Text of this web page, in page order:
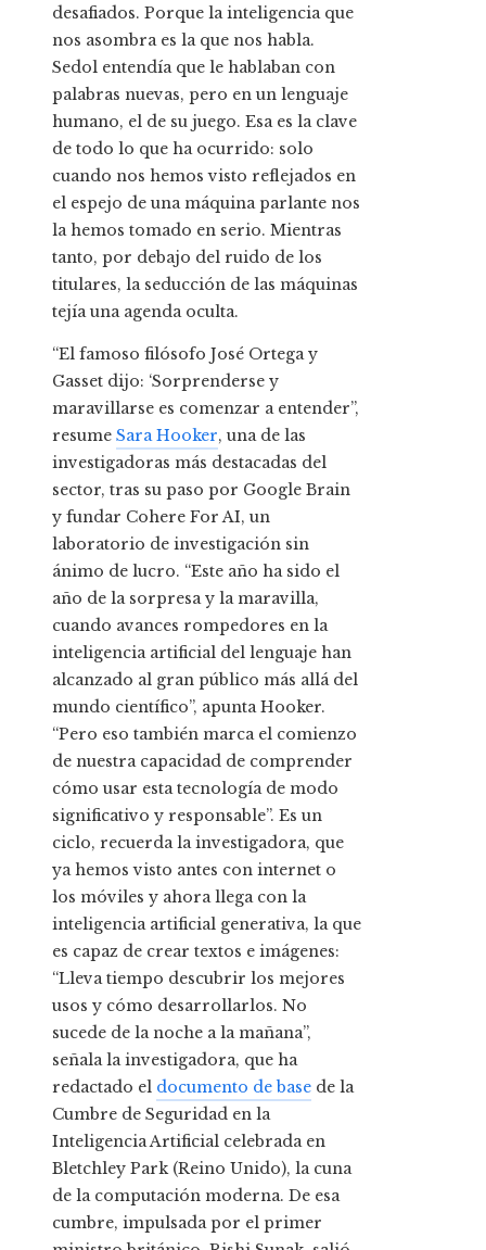
desafiados. Porque la inteligencia que
nos asombra es la que nos habla.
Sedol entendía que le hablaban con
palabras nuevas, pero en un lenguaje
humano, el de su juego. Esa es la clave
de todo lo que ha ocurrido: solo
cuando nos hemos visto reflejados en
el espejo de una máquina parlante nos
la hemos tomado en serio. Mientras
tanto, por debajo del ruido de los
titulares, la seducción de las máquinas
tejía una agenda oculta.
“El famoso filósofo José Ortega y
Gasset dijo: ‘Sorprenderse y
maravillarse es comenzar a entender”,
resume Sara Hooker, una de las
investigadoras más destacadas del
sector, tras su paso por Google Brain
y fundar Cohere For AI, un
laboratorio de investigación sin
ánimo de lucro. “Este año ha sido el
año de la sorpresa y la maravilla,
cuando avances rompedores en la
inteligencia artificial del lenguaje han
alcanzado al gran público más allá del
mundo científico”, apunta Hooker.
“Pero eso también marca el comienzo
de nuestra capacidad de comprender
cómo usar esta tecnología de modo
significativo y responsable”. Es un
ciclo, recuerda la investigadora, que
ya hemos visto antes con internet o
los móviles y ahora llega con la
inteligencia artificial generativa, la que
es capaz de crear textos e imágenes:
“Lleva tiempo descubrir los mejores
usos y cómo desarrollarlos. No
sucede de la noche a la mañana”,
señala la investigadora, que ha
redactado el documento de base de la
Cumbre de Seguridad en la
Inteligencia Artificial celebrada en
Bletchley Park (Reino Unido), la cuna
de la computación moderna. De esa
cumbre, impulsada por el primer